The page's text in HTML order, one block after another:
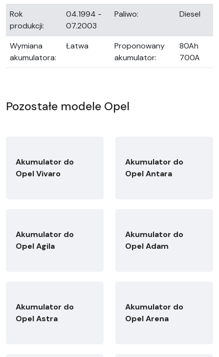
Rok
produkcji:
04.1994 -
07.2003
Paliwo: Diesel
Wymiana
akumulatora:
Łatwa
Proponowany
akumulator:
80Ah
700A
Pozostałe modele Opel
Akumulator do
Opel Vivaro
Akumulator do
Opel Antara
Akumulator do
Opel Agila
Akumulator do
Opel Adam
Akumulator do
Opel Astra
Akumulator do
Opel Arena